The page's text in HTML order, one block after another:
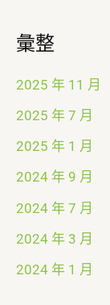
彙整
2025 年 11 月
2025 年 7 月
2025 年 1 月
2024 年 9 月
2024 年 7 月
2024 年 3 月
2024 年 1 月